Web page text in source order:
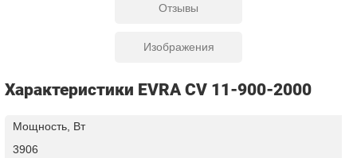
Отзывы
Изображения
Характеристики EVRA CV 11-900-2000
Мощность, Вт
3906